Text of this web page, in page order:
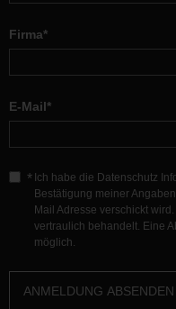
Firma*
E-Mail*
Ich habe die Datenschutz
Bestätigung meiner
Mail Adresse verschickt
vertraulich behandelt. Eine
möglich.
ANMELDUNG ABSENDEN